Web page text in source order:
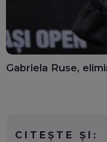
Gabriela Ruse,
CITEȘTE ȘI: